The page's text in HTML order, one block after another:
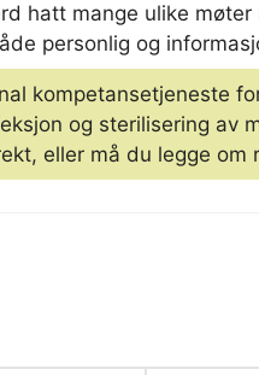
hatt mange ulike
personlig og
kompetansetjeneste
og sterilisering av
eller må du legge om